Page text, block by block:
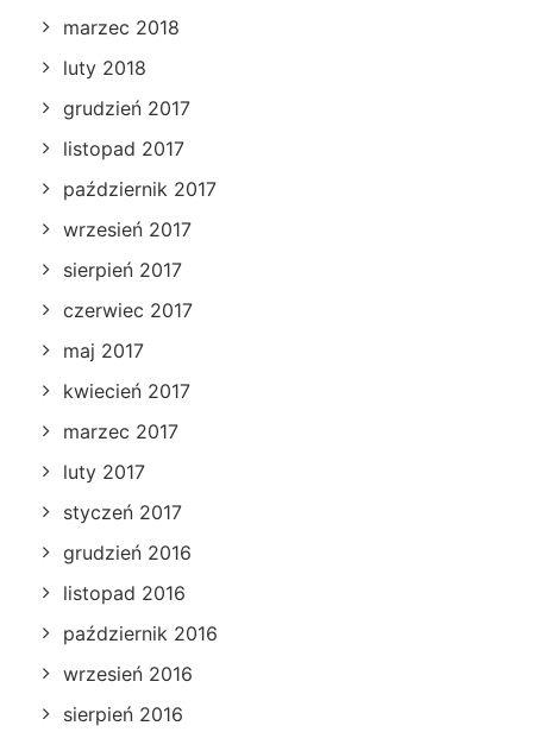
marzec 2018
luty 2018
grudzień 2017
listopad 2017
październik 2017
wrzesień 2017
sierpień 2017
czerwiec 2017
maj 2017
kwiecień 2017
marzec 2017
luty 2017
styczeń 2017
grudzień 2016
listopad 2016
październik 2016
wrzesień 2016
sierpień 2016